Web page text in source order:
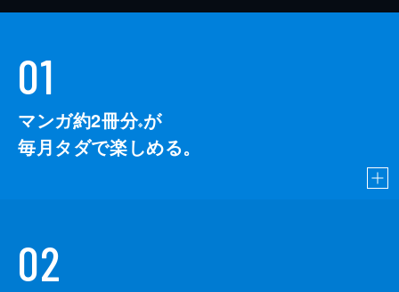
01
マンガ約2冊分※が
毎月タダで楽しめる。
02